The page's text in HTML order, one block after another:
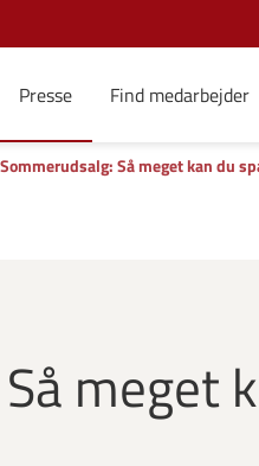
Presse Find medarbejder
Sommerudsalg: Så meget kan du
meget